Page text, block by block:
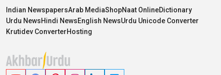
Indian NewspapersArab MediaShopNaat OnlineDictionary
Urdu NewsHindi NewsEnglish NewsUrdu Unicode Converter
Krutidev ConverterHosting